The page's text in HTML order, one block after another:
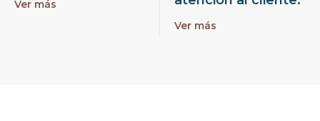
Ver más
Ver más